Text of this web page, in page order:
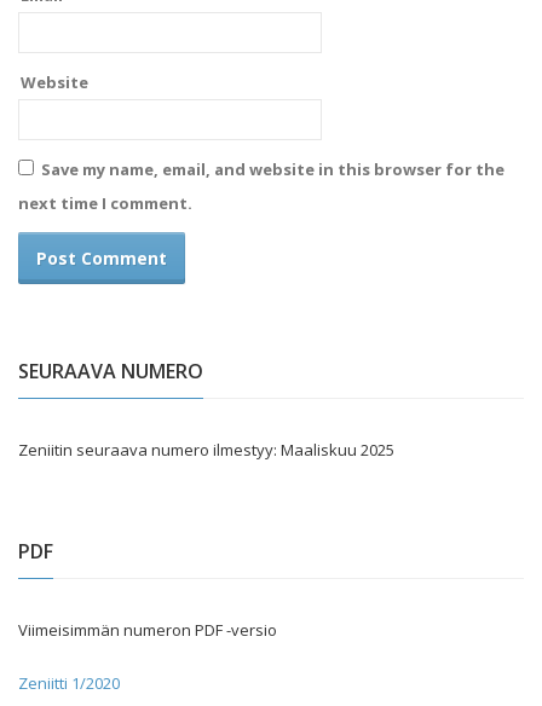
Website
Save my name, email, and website in this browser for the
next time I comment.
SEURAAVA NUMERO
Zeniitin seuraava numero ilmestyy: Maaliskuu 2025
PDF
Viimeisimmän numeron PDF -versio
Zeniitti 1/2020